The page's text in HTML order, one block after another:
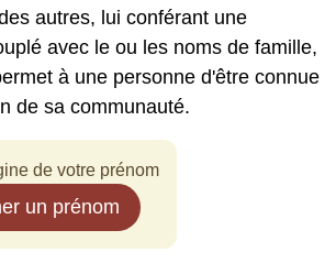
autres, lui conférant une
avec le ou les noms de famille,
à une personne d'être connue
de sa communauté.
de votre prénom
un prénom